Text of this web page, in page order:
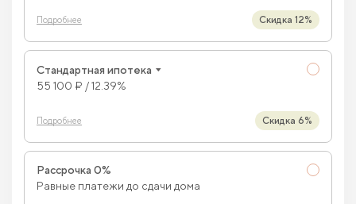
Подробнее Скидка 12%
Стандартная ипотека
55 100 ₽ / 12.39%
Подробнее Скидка 6%
Рассрочка 0%
Равные платежи до сдачи дома